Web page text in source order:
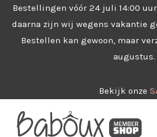
naar
Bestellingen vóór 24 juli 14:00
daarna zijn wij wegens vakantie
Bestellen kan gewoon, maar
augustus.
Bekijk onze